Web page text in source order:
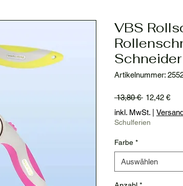
VBS
Schneider
Artikelnummer:
13,80 € 12,42 €
inkl. MwSt.
Schulferien
Farbe *
Auswählen